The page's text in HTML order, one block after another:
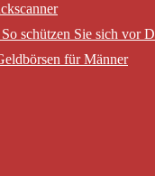
schützen Sie sich vor
für Männer